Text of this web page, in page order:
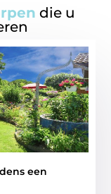
die u
een